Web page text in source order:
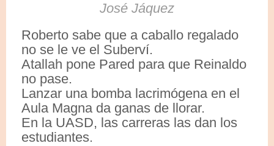
José Jáquez
Roberto sabe que a caballo regalado
no se le ve el Suberví.
Atallah pone Pared para que Reinaldo
no pase.
Lanzar una bomba lacrimógena en el
Aula Magna da ganas de llorar.
En la UASD, las carreras las dan los
estudiantes.